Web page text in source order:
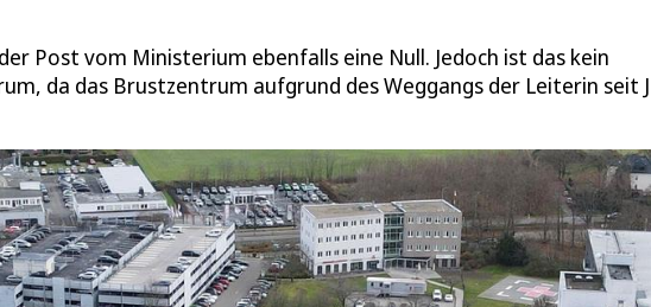
Post vom Ministerium ebenfalls eine Null. Jedoch ist das kein
da das Brustzentrum aufgrund des Weggangs der Leiterin seit